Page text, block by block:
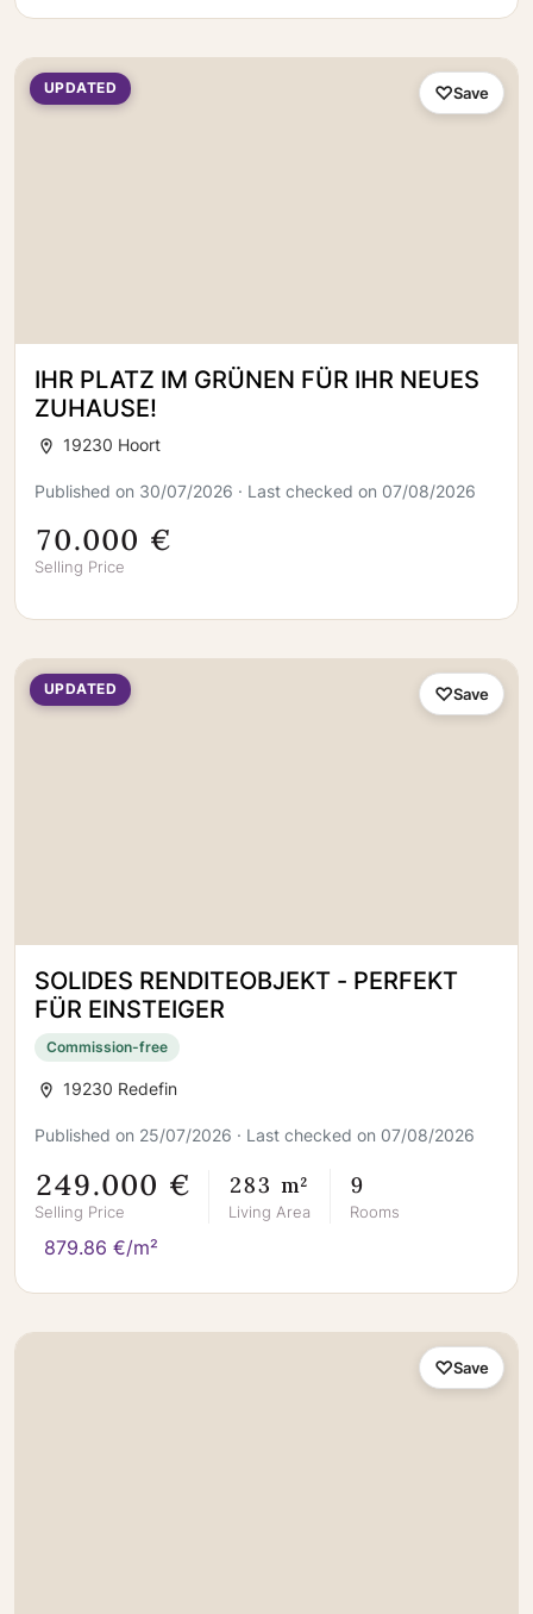
UPDATED
IHR PLATZ IM GRÜNEN FÜR IHR NEUES
ZUHAUSE!
19230 Hoort
Published on 30/07/2026 · Last checked on 07/08/2026
70.000 €
Selling Price
Save
UPDATED
SOLIDES RENDITEOBJEKT - PERFEKT
FÜR EINSTEIGER
Commission-free
19230 Redefin
Published on 25/07/2026 · Last checked on 07/08/2026
249.000 €
Selling Price
283 m²
Living Area
9
Rooms
879.86 €/m²
Save
Save